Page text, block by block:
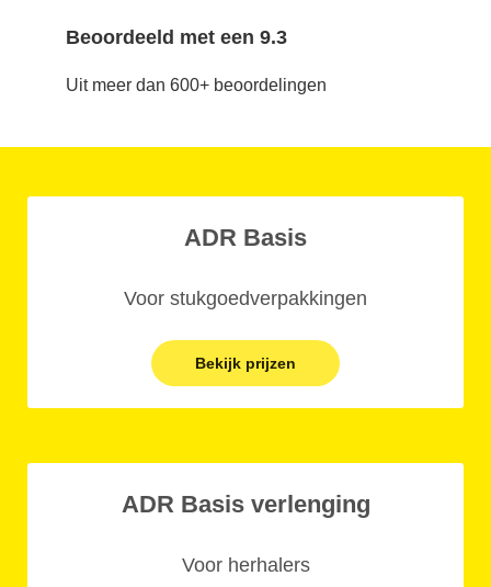
Beoordeeld met een 9.3
Uit meer dan 600+ beoordelingen
ADR Basis
Voor stukgoedverpakkingen
Bekijk prijzen
ADR Basis verlenging
Voor herhalers